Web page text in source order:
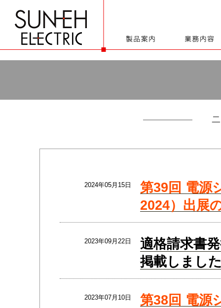
2024年05月15日
第39回 電源
2024）出展
2023年09月22日
適格請求書
掲載しまし
2023年07月10日
第38回 電源